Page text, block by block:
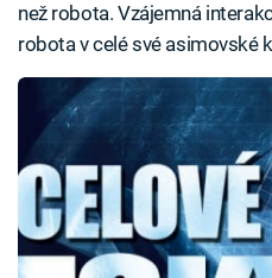
než robota. Vzájemná
robota v celé své asimovské